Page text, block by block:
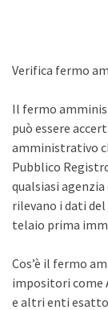
Verifica fermo
Il fermo
può essere
amministrativo
Pubblico
qualsiasi
rilevano i dati
telaio prima
Cos’è il fermo
impositori come
e altri enti